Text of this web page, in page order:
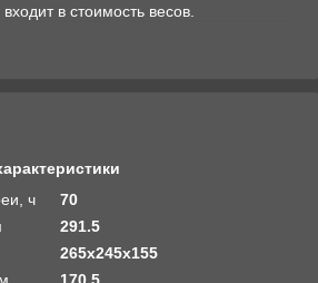
в стоимость весов.
ч
70
291.5
265х245х155
170.5